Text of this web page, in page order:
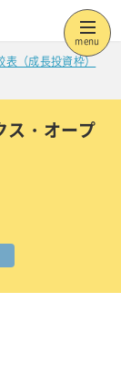
menu
表（成長投資枠）
ス・オープ